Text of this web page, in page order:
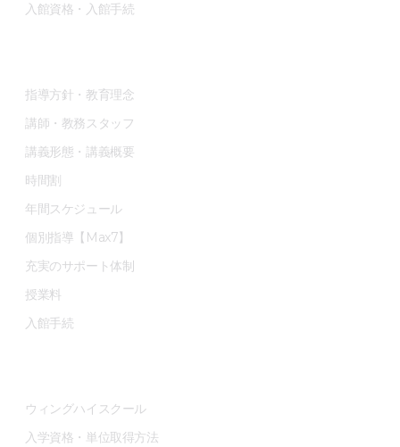
入館資格・入館手続
指導方針・教育理念
講師・教務スタッフ
講義形態・講義概要
時間割
年間スケジュール
個別指導【Max7】
充実のサポート体制
授業料
入館手続
ウィングハイスクール
入学資格・単位取得方法